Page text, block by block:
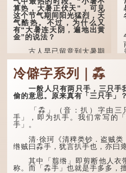
算热，大暑正伏天”，可见
这个节气期间阳光猛烈，天
气酷热。不过，为什么又
有“大暑连天阴，遍地出黄
金”的说法？
古人早已留意到大暑期
间的气候规律。 《逸周书·
时训解》记载：「大暑之
日，腐草化为萤。又五日，
土润溽暑。又五日，大雨时
行。」意思是说，大暑时节
萤火虫出生，土地湿热，常
有大雨出现。
这段时期的雨水，对农
作物尤其重要。三伏天酷热
难耐，农作物不能缺水。若
连续几天降雨，泥土得以湿
润；雨过天晴后，烈日高
照...
冷僻字系列｜掱
一般人只有两只手，三只手
偷的意思。原来真有「三只手」？
「掱」（音：扒）字由三
手」，即为扒手。我们常写的
手」。
清·徐珂《清稗类钞．盗贼类
绺贼曰掱手，犹言扒手也，亦曰
其中「翦绺」即剪断他人衣
称。而「掱手」也就是手多多，